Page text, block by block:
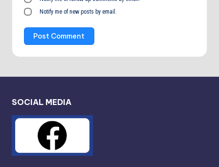
Notify me of new posts by email.
SOCIAL MEDIA